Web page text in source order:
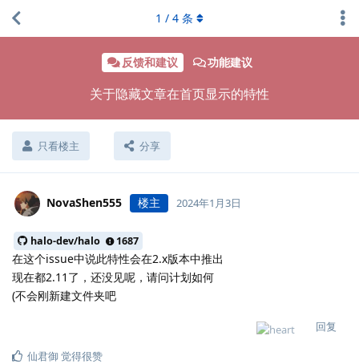
反馈和建议 功能建议
关于隐藏文章在首页显示的特性
只看楼主 分享
1 / 4 条
NovaShen555 楼主 2024年1月3日
halo-dev/halo 1687
在这个issue中说此特性会在2.x版本中推出
现在都2.11了，还没见呢，请问计划如何
(不会刚新建文件夹吧
回复
仙君御 觉得很赞